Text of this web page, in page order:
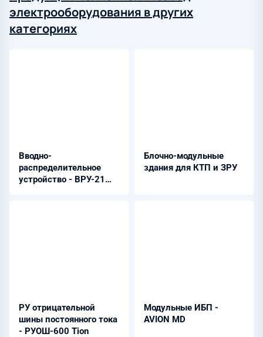
электрооборудования в других
категориях
Вводно-
распределительное
устройство - ВРУ-21
Блочно-модульные
здания для КТП и ЗРУ
РУ отрицательной
шины постоянного тока
- РУОШ-600 Tion
Модульные ИБП -
AVION MD